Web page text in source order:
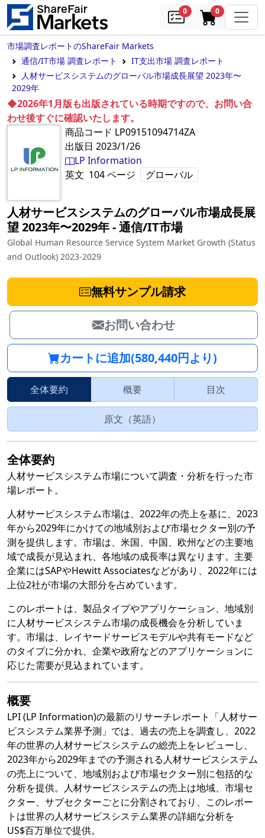
0samples0in cart
市場調査レポートのShareFair Markets
通信/IT市場 調査レポート
IT支出市場 調査レポート
人材サービスシステムのグローバル市場成長展望 2023年〜
2029年
◆2026年1月版も出版されている時期ですので、お問い合
わせ後すぐに確認いたします。
商品コード LP09151094714ZA
出版日 2023/1/26
LP Information
英文 104ページ グローバル
人材サービスシステムのグローバル市場成長展
望 2023年〜2029年‐通信/IT市場
Global Human Resource Service System Market Growth (Status
and Outlook) 2023-2029
無料サンプル請求
お問い合わせ
カートに追加(580,440円より)
全体要約 概要 目次
原文（英語）
全体要約
人材サービスシステム市場について調査・分析を行った市
場レポート。
人材サービスシステム市場は、2022年の売上を基に、2023
年から2029年にかけての地域別および市場セクター別の予
測を提供します。市場は、米国、中国、欧州などの主要地
域で成長が見込まれ、各地域の成長率は異なります。主要
企業にはSAPやHewitt Associatesなどがあり、2022年には
上位2社が市場の大部分を占めています。
このレポートは、製品タイプやアプリケーション、地域別
に人材サービスシステム市場の成長機会を分析していま
す。市場は、レイヤードサービスモデルや共有モードなど
のタイプに分かれ、企業や政府などのアプリケーションに
応じた需要が見込まれています。
概要
LPI (LP Information)の最新のリサーチレポート「人材サー
ビスシステム業界予測」では、過去の売上を調査し、2022
年の世界の人材サービスシステムの総売上をレビューし、
2023年から2029年までの予測される人材サービスシステム
の売上について、地域別および市場セクター別に包括的な
分析を提供。人材サービスシステムの売上は地域、市場セ
クター、サブセクターごとに分割されており、このレポー
トは世界の人材サービスシステム業界の詳細な分析を
US$百万単位で提供。